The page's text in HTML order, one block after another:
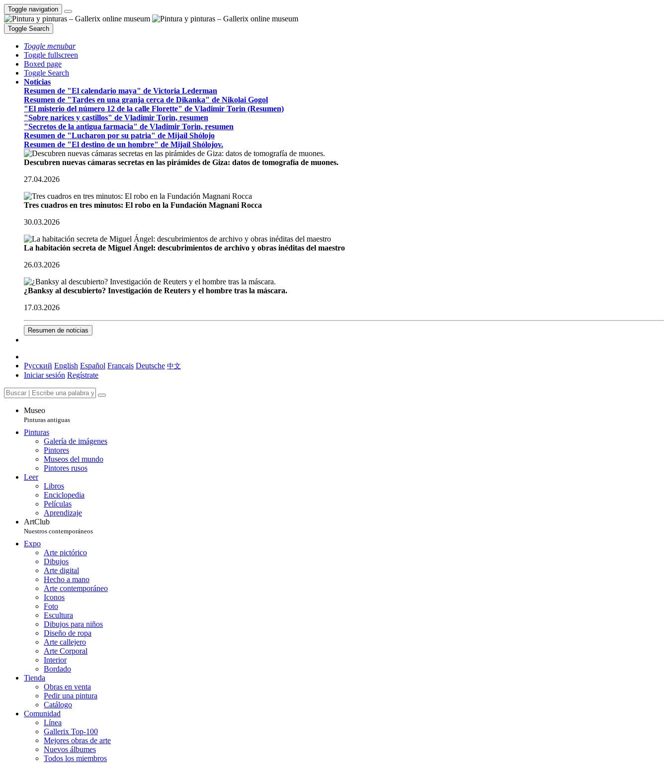
Toggle navigation
Toggle Search
Toggle menubar
Toggle fullscreen
Boxed page
Toggle Search
Noticias
Resumen de "El calendario maya" de Victoria Lederman
Resumen de "Tardes en una granja cerca de Dikanka" de Nikolai Gogol
"El misterio del número 12 de la calle Florette" de Vladimir Torin (Resumen)
"Sobre narices y castillos" de Vladimir Torin, resumen
"Secretos de la antigua farmacia" de Vladimir Torin, resumen
Resumen de "Lucharon por su patria" de Mijaíl Shólojo
Resumen de "El destino de un hombre" de Mijaíl Shólojov.
Descubren nuevas cámaras secretas en las pirámides de Giza: datos de tomografía de muones.
27.04.2026
Tres cuadros en tres minutos: El robo en la Fundación Magnani Rocca
30.03.2026
La habitación secreta de Miguel Ángel: descubrimientos de archivo y obras inéditas del maestro
26.03.2026
¿Banksy al descubierto? Investigación de Reuters y el hombre tras la máscara.
17.03.2026
Resumen de noticias
Русский English Español Français Deutsche 中文
Iniciar sesión Regístrate
Museo
Pinturas antiguas
Pinturas
Galería de imágenes
Pintores
Museos del mundo
Pintores rusos
Leer
Libros
Enciclopedia
Películas
Aprendizaje
ArtClub
Nuestros contemporáneos
Expo
Arte pictórico
Dibujos
Arte digital
Hecho a mano
Arte contemporáneo
Iconos
Foto
Escultura
Dibujos para niños
Diseño de ropa
Arte callejero
Arte Corporal
Interior
Bordado
Tienda
Obras en venta
Pedir una pintura
Catálogo
Comunidad
Línea
Gallerix Top-100
Mejores obras de arte
Nuevos álbumes
Todos los miembros